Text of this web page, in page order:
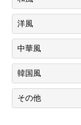
洋風
中華風
韓国風
その他